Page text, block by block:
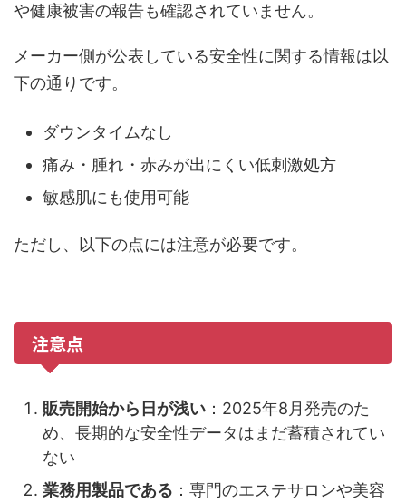
や健康被害の報告も確認されていません。
メーカー側が公表している安全性に関する情報は以
下の通りです。
ダウンタイムなし
痛み・腫れ・赤みが出にくい低刺激処方
敏感肌にも使用可能
ただし、以下の点には注意が必要です。
注意点
販売開始から日が浅い ：2025年8月発売のた
め、長期的な安全性データはまだ蓄積されてい
ない
業務用製品である ：専門のエステサロンや美容